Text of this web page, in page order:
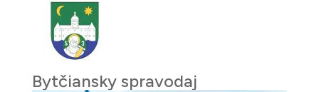
Bytčiansky spravodaj